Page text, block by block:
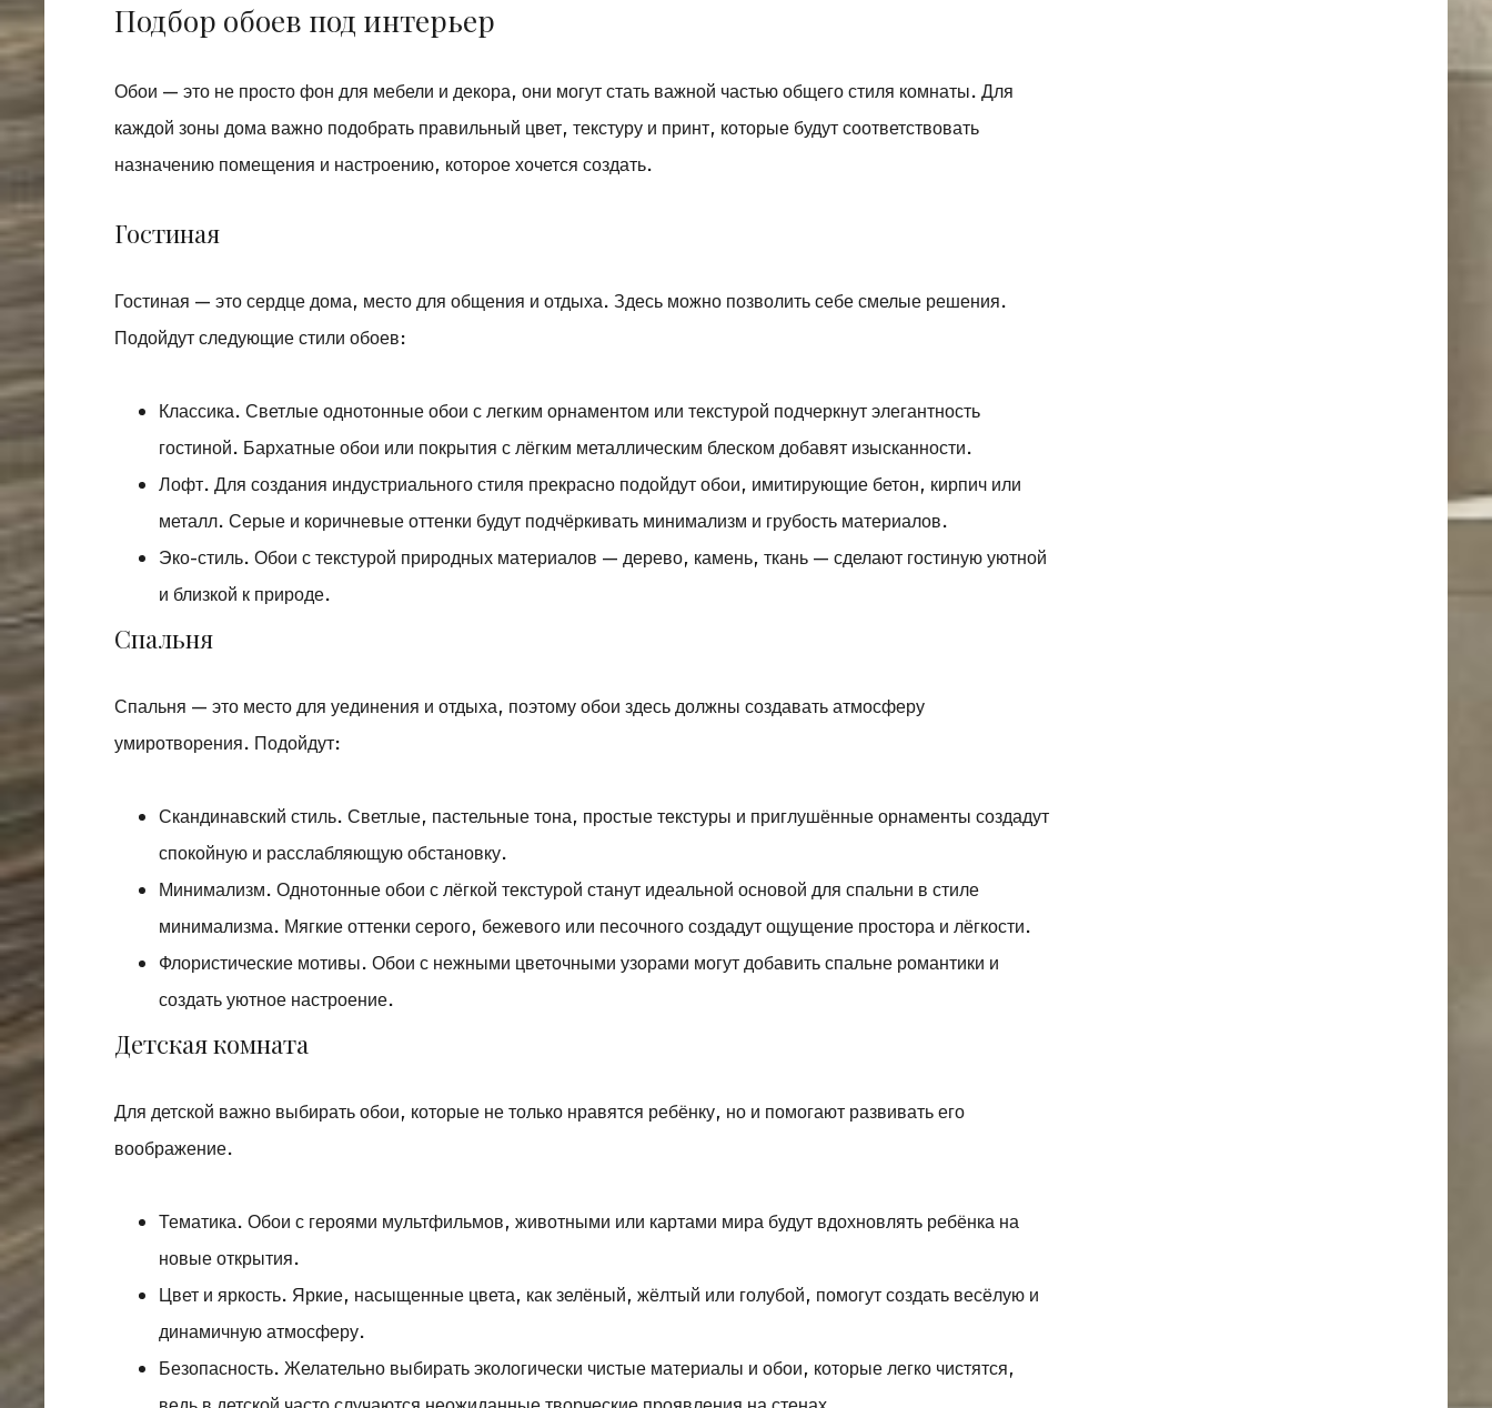
Подбор обоев под интерьер
Обои — это не просто фон для мебели и декора, они могут стать важной частью общего стиля комнаты. Для
каждой зоны дома важно подобрать правильный цвет, текстуру и принт, которые будут соответствовать
назначению помещения и настроению, которое хочется создать.
Гостиная
Гостиная — это сердце дома, место для общения и отдыха. Здесь можно позволить себе смелые решения.
Подойдут следующие стили обоев:
Классика. Светлые однотонные обои с легким орнаментом или текстурой подчеркнут элегантность
гостиной. Бархатные обои или покрытия с лёгким металлическим блеском добавят изысканности.
Лофт. Для создания индустриального стиля прекрасно подойдут обои, имитирующие бетон, кирпич или
металл. Серые и коричневые оттенки будут подчёркивать минимализм и грубость материалов.
Эко-стиль. Обои с текстурой природных материалов — дерево, камень, ткань — сделают гостиную уютной
и близкой к природе.
Спальня
Спальня — это место для уединения и отдыха, поэтому обои здесь должны создавать атмосферу
умиротворения. Подойдут:
Скандинавский стиль. Светлые, пастельные тона, простые текстуры и приглушённые орнаменты создадут
спокойную и расслабляющую обстановку.
Минимализм. Однотонные обои с лёгкой текстурой станут идеальной основой для спальни в стиле
минимализма. Мягкие оттенки серого, бежевого или песочного создадут ощущение простора и лёгкости.
Флористические мотивы. Обои с нежными цветочными узорами могут добавить спальне романтики и
создать уютное настроение.
Детская комната
Для детской важно выбирать обои, которые не только нравятся ребёнку, но и помогают развивать его
воображение.
Тематика. Обои с героями мультфильмов, животными или картами мира будут вдохновлять ребёнка на
новые открытия.
Цвет и яркость. Яркие, насыщенные цвета, как зелёный, жёлтый или голубой, помогут создать весёлую и
динамичную атмосферу.
Безопасность. Желательно выбирать экологически чистые материалы и обои, которые легко чистятся,